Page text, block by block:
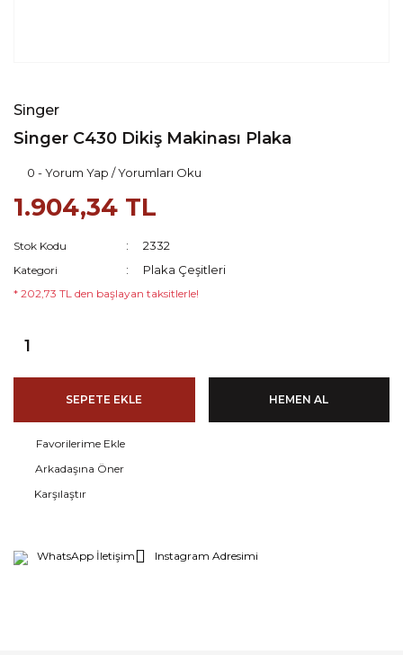
Singer
Singer C430 Dikiş Makinası Plaka
0 - Yorum Yap / Yorumları Oku
1.904,34 TL
Stok Kodu 2332
Kategori Plaka Çeşitleri
* 202,73 TL den başlayan taksitlerle!
SEPETE EKLE HEMEN AL
Arkadaşına Öner
Karşılaştır
WhatsApp İletişim Instagram Adresimi